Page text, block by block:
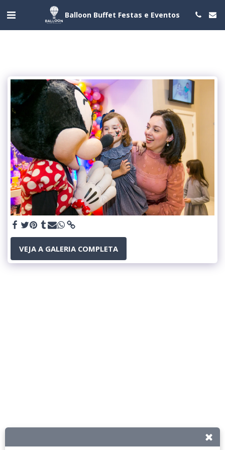
Balloon Buffet Festas e Eventos
VEJA A GALERIA COMPLETA